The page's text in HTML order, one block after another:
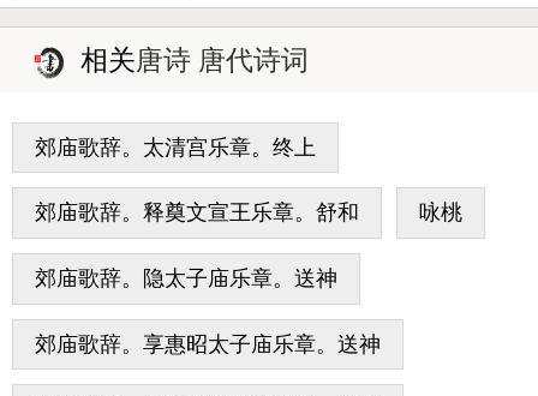
相关唐诗 唐代诗词
郊庙歌辞。太清宫乐章。终上
郊庙歌辞。释奠文宣王乐章。舒和 咏桃
郊庙歌辞。隐太子庙乐章。送神
郊庙歌辞。享惠昭太子庙乐章。送神